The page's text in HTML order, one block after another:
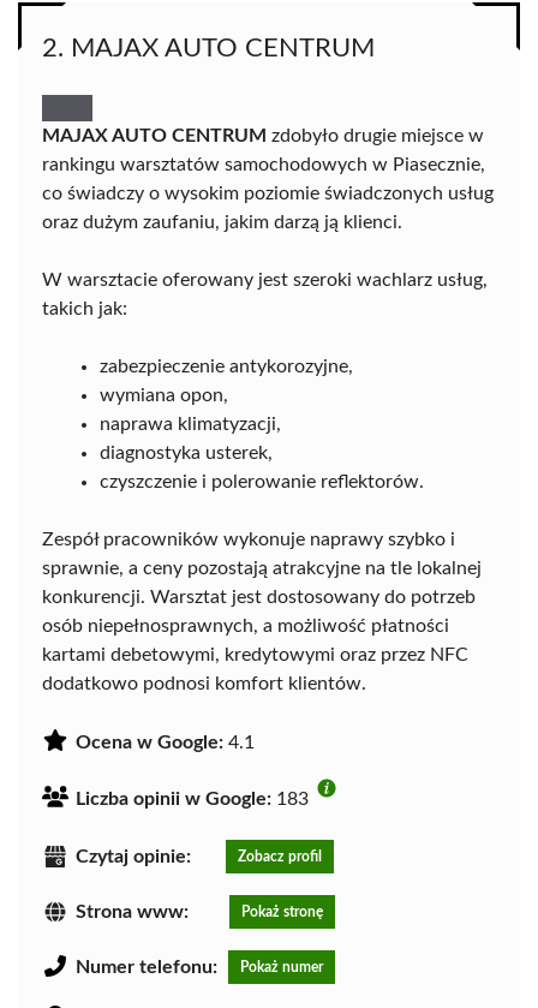
2. MAJAX AUTO CENTRUM
MAJAX AUTO CENTRUM zdobyło drugie miejsce w
rankingu warsztatów samochodowych w Piasecznie,
co świadczy o wysokim poziomie świadczonych usług
oraz dużym zaufaniu, jakim darzą ją klienci.
W warsztacie oferowany jest szeroki wachlarz usług,
takich jak:
zabezpieczenie antykorozyjne,
wymiana opon,
naprawa klimatyzacji,
diagnostyka usterek,
czyszczenie i polerowanie reflektorów.
Zespół pracowników wykonuje naprawy szybko i
sprawnie, a ceny pozostają atrakcyjne na tle lokalnej
konkurencji. Warsztat jest dostosowany do potrzeb
osób niepełnosprawnych, a możliwość płatności
kartami debetowymi, kredytowymi oraz przez NFC
dodatkowo podnosi komfort klientów.
Ocena w Google: 4.1
Liczba opinii w Google: 183
Czytaj opinie: Zobacz profil
Strona www: Pokaż stronę
Numer telefonu: Pokaż numer